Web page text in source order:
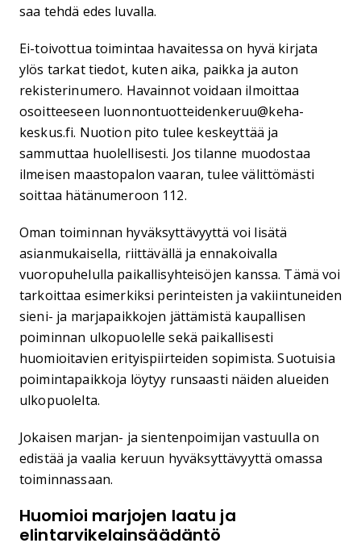
saa tehdä edes luvalla.
Ei-toivottua toimintaa havaitessa on hyvä kirjata
ylös tarkat tiedot, kuten aika, paikka ja auton
rekisterinumero. Havainnot voidaan ilmoittaa
osoitteeseen luonnontuotteidenkeruu@keha-
keskus.fi. Nuotion pito tulee keskeyttää ja
sammuttaa huolellisesti. Jos tilanne muodostaa
ilmeisen maastopalon vaaran, tulee välittömästi
soittaa hätänumeroon 112.
Oman toiminnan hyväksyttävyyttä voi lisätä
asianmukaisella, riittävällä ja ennakoivalla
vuoropuhelulla paikallisyhteisöjen kanssa. Tämä voi
tarkoittaa esimerkiksi perinteisten ja vakiintuneiden
sieni- ja marjapaikkojen jättämistä kaupallisen
poiminnan ulkopuolelle sekä paikallisesti
huomioitavien erityispiirteiden sopimista. Suotuisia
poimintapaikkoja löytyy runsaasti näiden alueiden
ulkopuolelta.
Jokaisen marjan- ja sientenpoimijan vastuulla on
edistää ja vaalia keruun hyväksyttävyyttä omassa
toiminnassaan.
Huomioi marjojen laatu ja
elintarvikelainsäädäntö